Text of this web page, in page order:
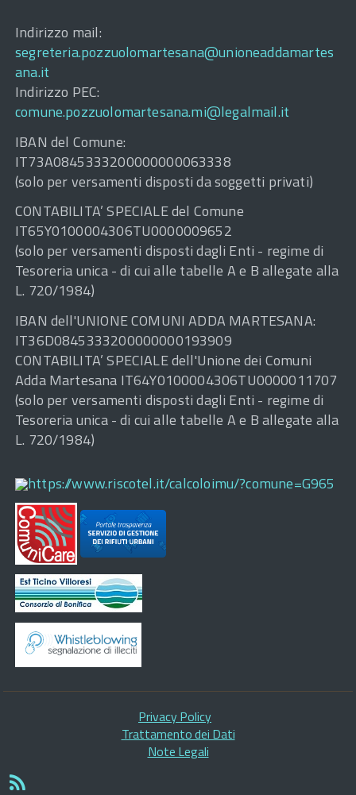
Indirizzo mail:
segreteria.pozzuolomartesana@unioneaddamartes
ana.it
Indirizzo PEC:
comune.pozzuolomartesana.mi@legalmail.it
IBAN del Comune:
IT73A0845333200000000063338
(solo per versamenti disposti da soggetti privati)
CONTABILITA’ SPECIALE del Comune
IT65Y0100004306TU0000009652
(solo per versamenti disposti dagli Enti - regime di
Tesoreria unica - di cui alle tabelle A e B allegate alla
L. 720/1984)
IBAN dell'UNIONE COMUNI ADDA MARTESANA:
IT36D0845333200000000193909
CONTABILITA’ SPECIALE dell'Unione dei Comuni
Adda Martesana IT64Y0100004306TU0000011707
(solo per versamenti disposti dagli Enti - regime di
Tesoreria unica - di cui alle tabelle A e B allegate alla
L. 720/1984)
https://www.riscotel.it/calcoloimu/?comune=G965
Privacy Policy
Trattamento dei Dati
Note Legali